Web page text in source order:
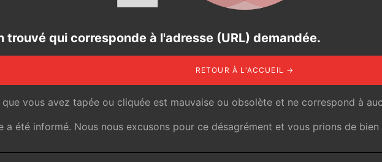
trouvé qui corresponde à l'adresse (URL) demandée.
RETOUR À L'ACCUEIL →
vous avez tapée ou cliquée est mauvaise ou obsolète et ne correspond à
a été informé. Nous nous excusons pour ce désagrément et vous prions de